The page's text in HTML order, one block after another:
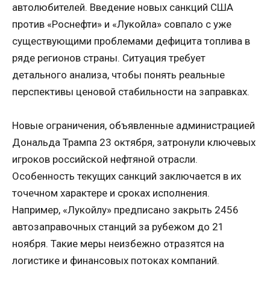
автолюбителей. Введение новых санкций США
против «Роснефти» и «Лукойла» совпало с уже
существующими проблемами дефицита топлива в
ряде регионов страны. Ситуация требует
детального анализа, чтобы понять реальные
перспективы ценовой стабильности на заправках.
Новые ограничения, объявленные администрацией
Дональда Трампа 23 октября, затронули ключевых
игроков российской нефтяной отрасли.
Особенность текущих санкций заключается в их
точечном характере и сроках исполнения.
Например, «Лукойлу» предписано закрыть 2456
автозаправочных станций за рубежом до 21
ноября. Такие меры неизбежно отразятся на
логистике и финансовых потоках компаний.